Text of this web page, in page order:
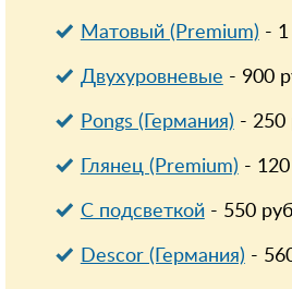
Матовый (Premium) - 1
Двухуровневые - 900
Pongs (Германия) - 250
Глянец (Premium) - 120
С подсветкой- 550
Descor (Германия) -